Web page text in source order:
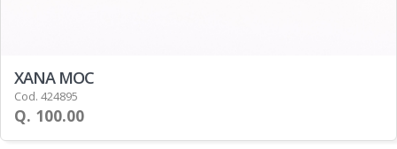
XANA MOC
Cod. 424895
Q. 100.00